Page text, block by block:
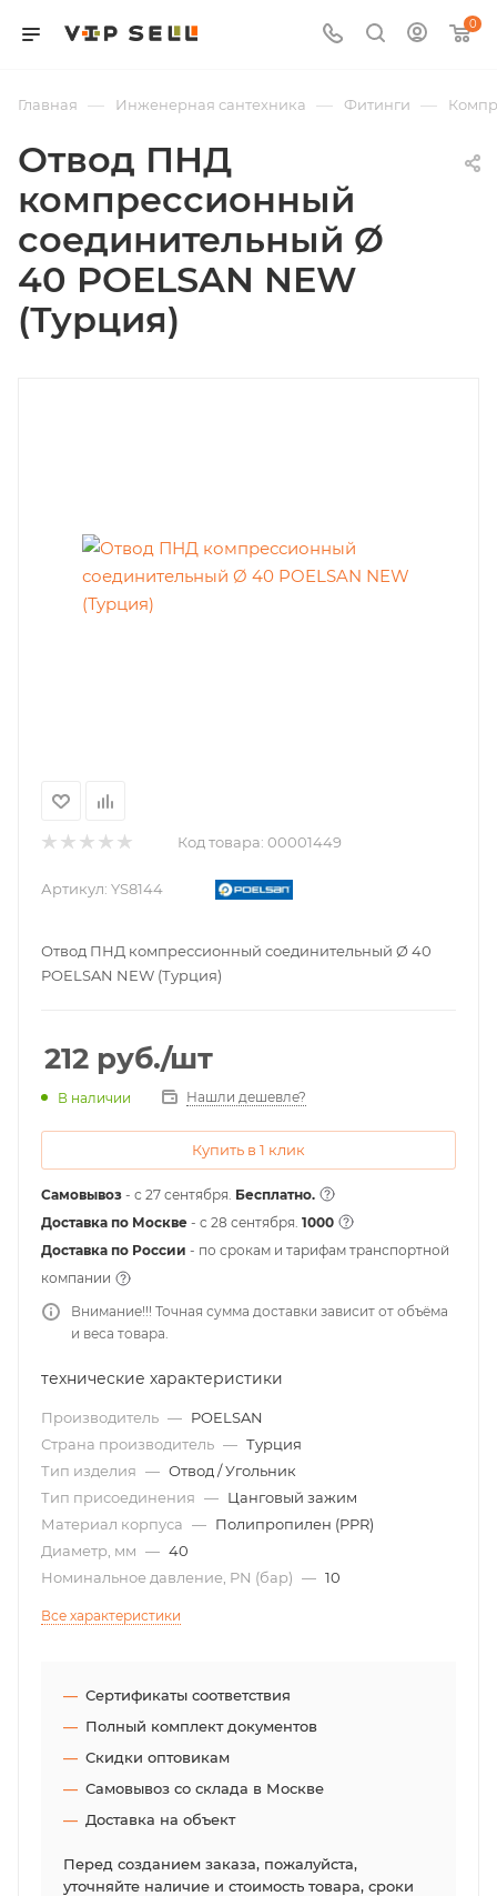
0
Главная — Инженерная сантехника — Фитинги —
Отвод ПНД
компрессионный
соединительный Ø
40 POELSAN NEW
(Турция)
Код товара: 00001449
Артикул: YS8144
Отвод ПНД компрессионный соединительный Ø 40
POELSAN NEW (Турция)
212 руб./шт
В наличии Нашли дешевле?
Купить в 1 клик
Самовывоз - с 27 сентября. Бесплатно.
Доставка по Москве - c 28 сентября. 1000
Доставка по России - по срокам и тарифам транспортной
компании
Внимание!!! Точная сумма доставки зависит от объёма
и веса товара.
технические характеристики
Производитель — POELSAN
Страна производитель — Турция
Тип изделия — Отвод / Угольник
Тип присоединения — Цанговый зажим
Материал корпуса — Полипропилен (PPR)
Диаметр, мм — 40
Номинальное давление, PN (бар) — 10
Все характеристики
Сертификаты соответствия
Полный комплект документов
Скидки оптовикам
Самовывоз со склада в Москве
Доставка на объект
Перед созданием заказа, пожалуйста,
уточняйте наличие и стоимость товара, сроки